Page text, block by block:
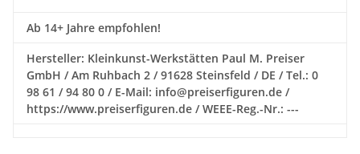
Ab 14+ Jahre empfohlen!
Hersteller: Kleinkunst-Werkstätten Paul M. Preiser
GmbH / Am Ruhbach 2 / 91628 Steinsfeld / DE / Tel.: 0
98 61 / 94 80 0 / E-Mail: info@preiserfiguren.de /
https://www.preiserfiguren.de / WEEE-Reg.-Nr.: ---